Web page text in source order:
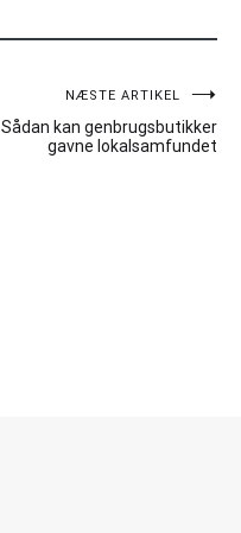
NÆSTE ARTIKEL
Sådan kan genbrugsbutikker
gavne lokalsamfundet